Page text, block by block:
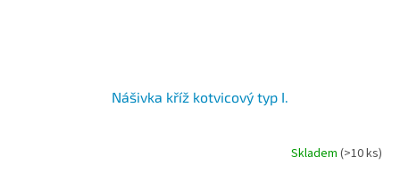
Nášivka kříž kotvicový typ I.
Skladem (>10 ks)